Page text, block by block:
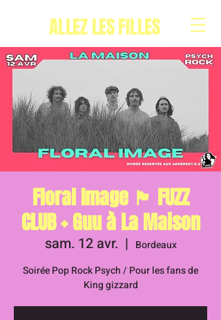
ALLEZ LES FILLES
Floral Image 🏴󠁧󠁢󠁥󠁮󠁧󠁿 FUZZ
CLUB + Guu à La Maison
sam. 12 avr.
  |
Bordeaux
Soirée Pop Rock Psych / Pour les fans de
King gizzard